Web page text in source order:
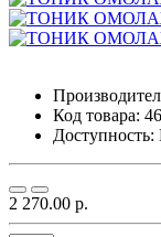
Код товара:
Доступность:
2 270.00 р.